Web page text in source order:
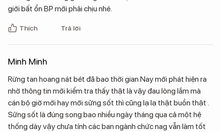
giới bất ổn BP mới phải chịu nhé.
Thích Trả lời
Minh Minh
Rừng tan hoang nát bét đã bao thời gian Nay mới phát hiện ra
nhờ thông tin mới kiểm tra thấy thật là vậy đau lòng lắm mà
cán bộ giờ mới hay mới sửng sốt thì cũng lạ lạ thật buồn thật .
Sửng sốt là đúng song bao nhiều ngày tháng qua cả một hệ
thống dày vậy chưa tính các ban ngành chức nag vẫn làm tốt